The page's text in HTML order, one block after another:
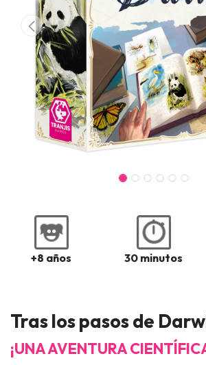
+8 años 30 minutos
Tras los pasos de
¡UNA AVENTURA